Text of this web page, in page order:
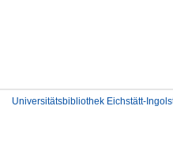
Universitätsbibliothek Eichstätt-